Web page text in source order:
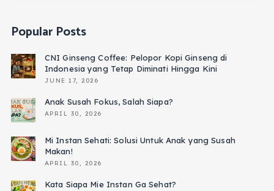
Popular Posts
CNI Ginseng Coffee: Pelopor Kopi Ginseng di
Indonesia yang Tetap Diminati Hingga Kini
JUNE 17, 2026
Anak Susah Fokus, Salah Siapa?
APRIL 30, 2026
Mi Instan Sehati: Solusi Untuk Anak yang Susah
Makan!
APRIL 30, 2026
Kata Siapa Mie Instan Ga Sehat?